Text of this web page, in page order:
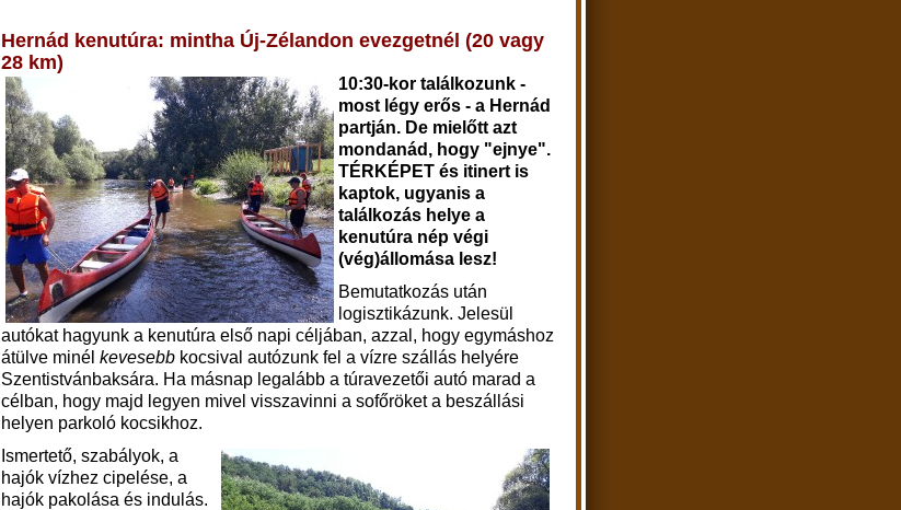
Hernád kenutúra: mintha Új-Zélandon evezgetnél (20 vagy
28 km)
10:30-kor találkozunk -
most légy erős - a Hernád
partján. De mielőtt azt
mondanád, hogy "ejnye".
TÉRKÉPET és itinert is
kaptok, ugyanis a
találkozás helye a
kenutúra nép végi
(vég)állomása lesz!
Bemutatkozás után
logisztikázunk. Jelesül
autókat hagyunk a kenutúra első napi céljában, azzal, hogy egymáshoz
átülve minél kevesebb kocsival autózunk fel a vízre szállás helyére
Szentistvánbaksára. Ha másnap legalább a túravezetői autó marad a
célban, hogy majd legyen mivel visszavinni a sofőröket a beszállási
helyen parkoló kocsikhoz.
Ismertető, szabályok, a
hajók vízhez cipelése, a
hajók pakolása és indulás.